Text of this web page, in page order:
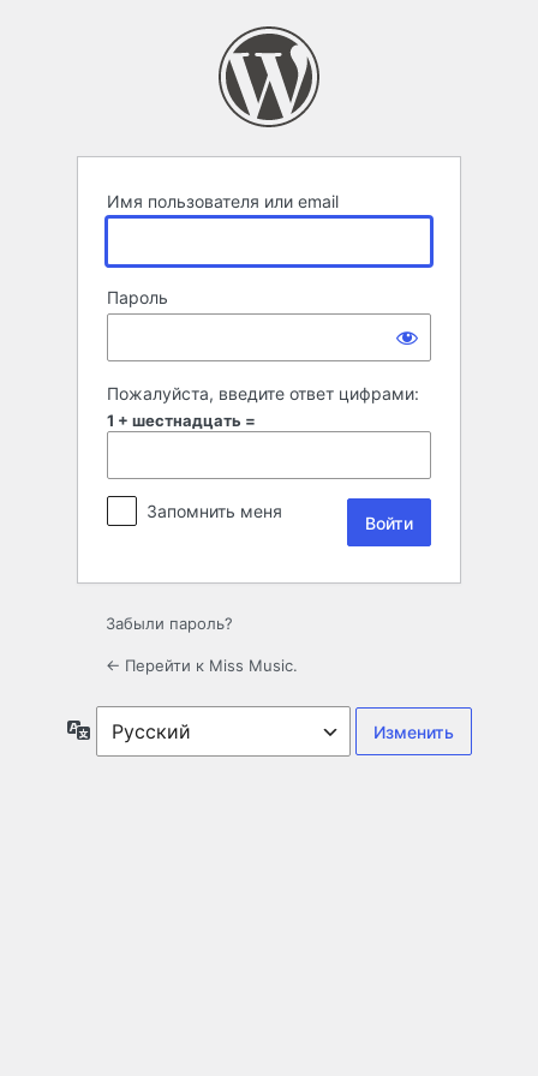
Имя пользователя или email
Пароль
Пожалуйста, введите ответ цифрами:
1 + шестнадцать =
Запомнить меня
Забыли пароль?
← Перейти к Miss Music.
Язык